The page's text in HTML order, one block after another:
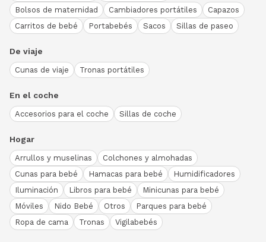
Bolsos de maternidad
Cambiadores portátiles
Capazos
Carritos de bebé
Portabebés Sacos Sillas de paseo
De viaje
Cunas de viaje Tronas portátiles
En el coche
Accesorios para el coche Sillas de coche
Hogar
Arrullos y muselinas
Colchones y almohadas
Cunas para bebé
Hamacas para bebé
Humidificadores
Iluminación
Libros para bebé
Minicunas para bebé
Móviles
Nido Bebé Otros
Parques para bebé
Ropa de cama
Tronas Vigilabebés